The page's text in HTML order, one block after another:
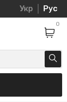
Укр Рус
0